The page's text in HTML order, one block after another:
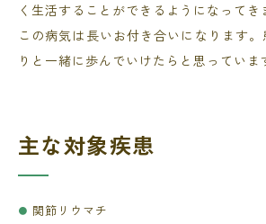
く生活することができるようになってき
この病気は長いお付き合いになります
りと一緒に歩んでいけたらと思っていま
主な対象疾患
関節リウマチ